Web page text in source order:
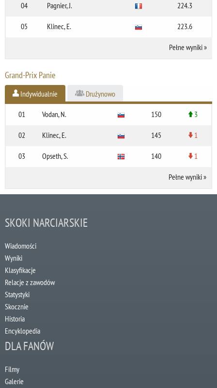
04 Pagnier, J. 224.3
05 Klinec, E. 223.6
Pełne wyniki»
Grand-Prix Panie
Indywidualnie Drużynowo
01 Vodan, N. 150 3
02 Klinec, E. 145 1
03 Opseth, S. 140 1
Pełne wyniki»
SKOKI NARCIARSKIE
Wiadomości
Wyniki
Klasyfikacje
Relacje z zawodów
Statystyki
Skocznie
Historia
Encyklopedia
DLA FANÓW
Filmy
Galerie